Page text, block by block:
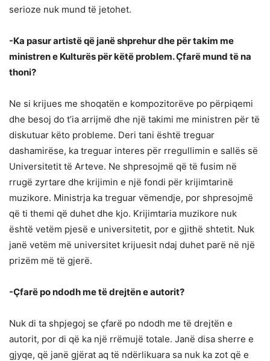
serioze nuk mund të jetohet.
-Ka pasur artistë që janë shprehur dhe për takim me
ministren e Kulturës për këtë problem. Çfarë mund të na
thoni?
Ne si krijues me shoqatën e kompozitorëve po përpiqemi
dhe besoj do t’ia arrijmë dhe një takimi me ministren për të
diskutuar këto probleme. Deri tani është treguar
dashamirëse, ka treguar interes për rregullimin e sallës së
Universitetit të Arteve. Ne shpresojmë që të fusim në
rrugë zyrtare dhe krijimin e një fondi për krijimtarinë
muzikore. Ministrja ka treguar vëmendje, por shpresojmë
që ti themi që duhet dhe kjo. Krijimtaria muzikore nuk
është vetëm pjesë e universitetit, por e gjithë shtetit. Nuk
janë vetëm më universitet krijuesit ndaj duhet parë në një
prizëm më të gjerë.
-Çfarë po ndodh me të drejtën e autorit?
Nuk di ta shpjegoj se çfarë po ndodh me të drejtën e
autorit, por di që ka një rrëmujë totale. Janë disa sherre e
gjyqe, që janë gjërat aq të ndërlikuara sa nuk ka zot që e